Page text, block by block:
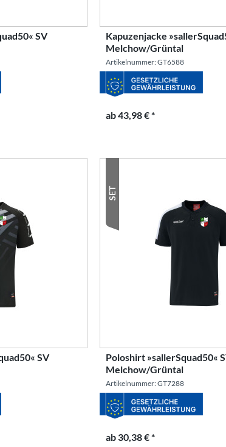
SV
Kapuzenjacke
Melchow/Grüntal
Artikelnummer: GT6588
ab 43,98 € *
SV
SET
Poloshirt »sallerSquad50«
Melchow/Grüntal
Artikelnummer: GT7288
ab 30,38 € *